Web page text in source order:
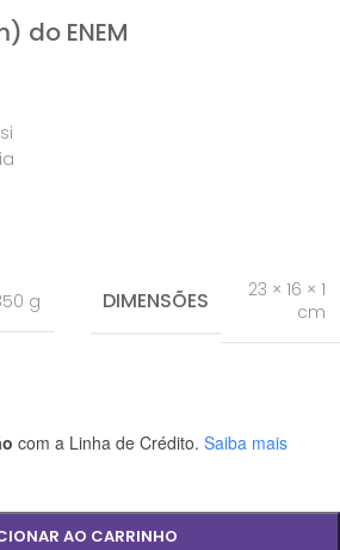
do ENEM
g DIMENSÕES
23 × 16 × 1
cm
com a Linha de Crédito. Saiba mais
AO CARRINHO